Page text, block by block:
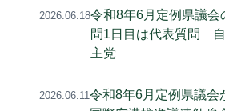
2026.06.18令和8年6月定例県議会
問1日目は代表質問
主党
2026.06.11令和8年6月定例県議